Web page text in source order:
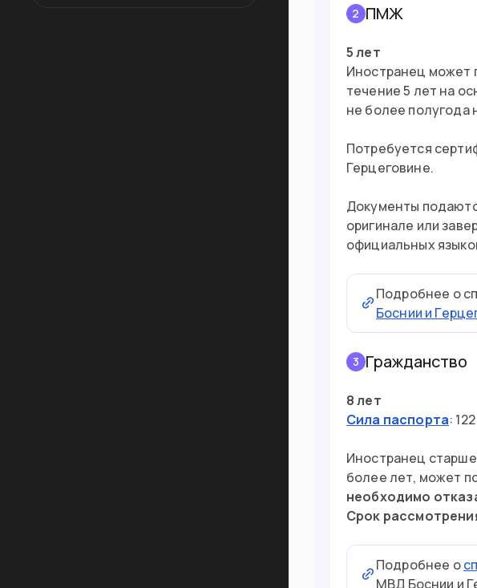
2 ПМЖ
5 лет
Иностранец может
течение 5 лет на
не более полугода
Потребуется
Герцеговине.
Документы
оригинале или
официальных
Подробнее о
Боснии и
3 Гражданство
8 лет
Сила паспорта:
Иностранец
более лет, может
необходимо
Срок
Подробнее о
МВД Боснии и